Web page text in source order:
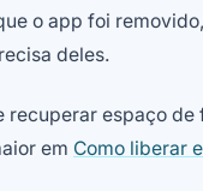
o app foi
deles.
recuperar espaço
em Como liberar